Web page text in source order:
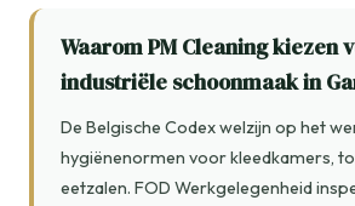
Waarom PM Cleaning kiezen
industriële schoonmaak in
De Belgische Codex welzijn op het
hygiënenormen voor kleedkamers,
eetzalen. FOD Werkgelegenheid